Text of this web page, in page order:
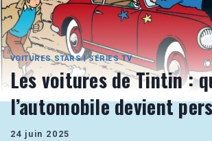
VOITURES STARS|SÉRIES TV
Les voitures de Tintin :
l’automobile devient
24 juin 2025